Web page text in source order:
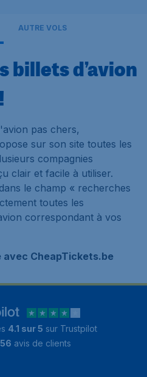
AUTRE VOLS
billets d’avion
pas chers,
sur son site toutes les
compagnies
clair et facile à utiliser.
le champ « recherches
toutes les
correspondant à vos
avec CheapTickets.be
4.1 sur 5 sur Trustpilot
avis de clients